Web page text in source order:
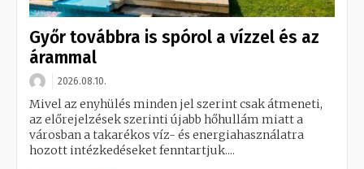
Győr továbbra is spórol a vízzel és az
árammal
2026.08.10.
Mivel az enyhülés minden jel szerint csak átmeneti,
az előrejelzések szerinti újabb hőhullám miatt a
városban a takarékos víz- és energiahasználatra
hozott intézkedéseket fenntartjuk....